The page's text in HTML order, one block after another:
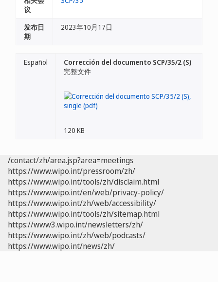
议
发布日
期
2023年10月17日
Español
Corrección del documento SCP/35/2 (S)
完整文件
120 KB
/contact/zh/area.jsp?area=meetings
https://www.wipo.int/pressroom/zh/
https://www.wipo.int/tools/zh/disclaim.html
https://www.wipo.int/en/web/privacy-policy/
https://www.wipo.int/zh/web/accessibility/
https://www.wipo.int/tools/zh/sitemap.html
https://www3.wipo.int/newsletters/zh/
https://www.wipo.int/zh/web/podcasts/
https://www.wipo.int/news/zh/